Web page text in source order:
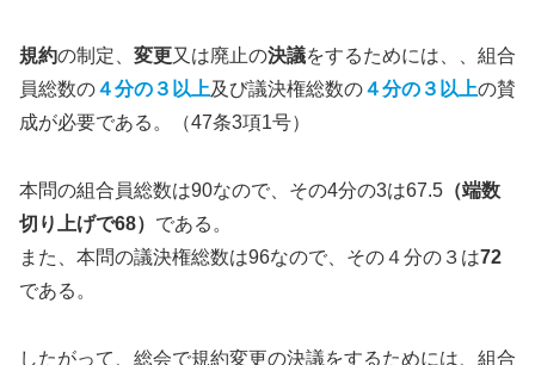
規約の制定、 変更又は廃止の決議をするためには、、組合
員総数の４分の３以上及び議決権総数の４分の３以上の賛
成が必要である。（47条3項1号）
本問の組合員総数は90なので、その4分の3は67.5 （端数
切り上げで68） である。
また、本問の議決権総数は96なので、その４分の３は72
である。
したがって、総会で規約変更の決議をするためには、組合